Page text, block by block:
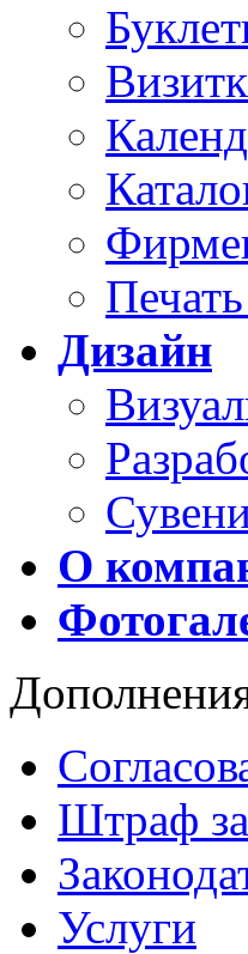
Дизайн
О
Штраф
Услуги